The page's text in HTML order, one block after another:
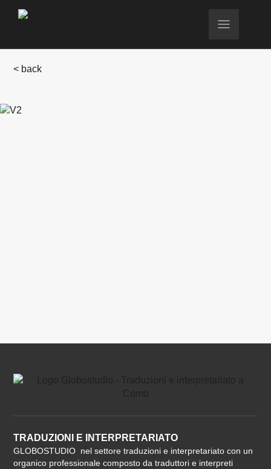
< back
TRADUZIONI E INTERPRETARIATO
GLOBOSTUDIO nel settore traduzioni e interpretariato con un
organico professionale composto da traduttori e interpreti